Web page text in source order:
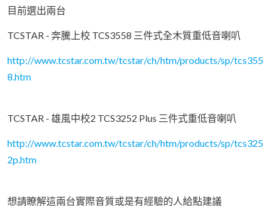
目前選出兩台
TCSTAR - 奔騰上校 TCS3558 三件式全木質重低音喇叭
http://www.tcstar.com.tw/tcstar/ch/htm/products/sp/tcs355
8.htm
TCSTAR - 雄風中校2 TCS3252 Plus 三件式重低音喇叭
http://www.tcstar.com.tw/tcstar/ch/htm/products/sp/tcs325
2p.htm
想請瞭解這兩台實際音質或是有經驗的人給點建議